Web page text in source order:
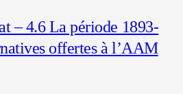
– 4.6 La période 1893-
offertes à l’AAM